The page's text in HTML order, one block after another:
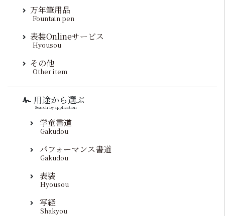
万年筆用品
Fountain pen
表装Onlineサービス
Hyousou
その他
Other item
用途から選ぶ
Search by application
学童書道
Gakudou
パフォーマンス書道
Gakudou
表装
Hyousou
写経
Shakyou